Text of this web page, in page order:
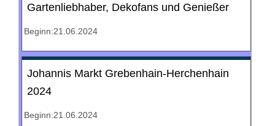
Gartenliebhaber, Dekofans und Genießer
Beginn:21.06.2024
Johannis Markt Grebenhain-Herchenhain
2024
Beginn:21.06.2024